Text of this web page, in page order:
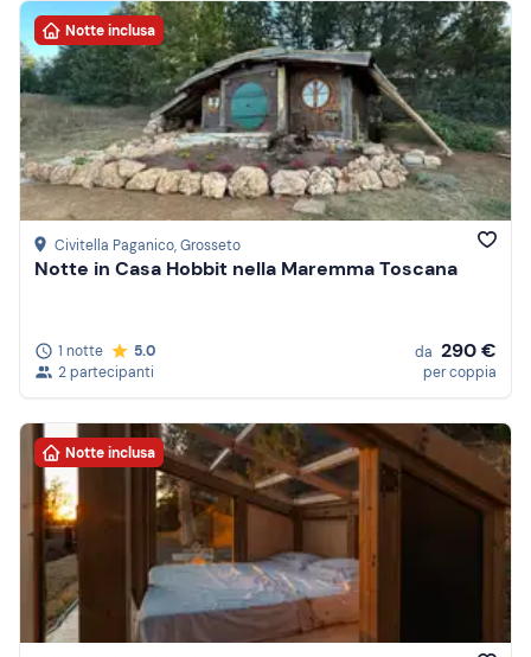
Attività consigliate
Prezzo (crescente)
Prezzo (decrescente)
Recensioni
Notte inclusa
Civitella Paganico, Grosseto
Notte in Casa Hobbit nella Maremma Toscana
1 notte
5.0
2 partecipanti
da 290 €
per coppia
Notte inclusa